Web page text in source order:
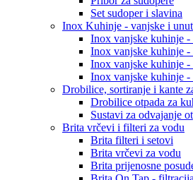
Set sudoper i slavina
Inox Kuhinje - vanjske i
Inox vanjske kuhinje -
Inox vanjske kuhinje
Inox vanjske kuhinje
Inox vanjske kuhinje
Drobilice, sortiranje i kante
Drobilice otpada za
Sustavi za odvajanje
Brita vrčevi i filteri za vodu
Brita filteri i setovi
Brita vrčevi za vodu
Brita prijenosne